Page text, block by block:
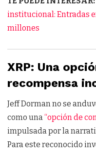
institucional: Entradas
millones
XRP: Una
recompensa
Jeff Dorman no se
como una“opción de
impulsada por la
Para este reconocido